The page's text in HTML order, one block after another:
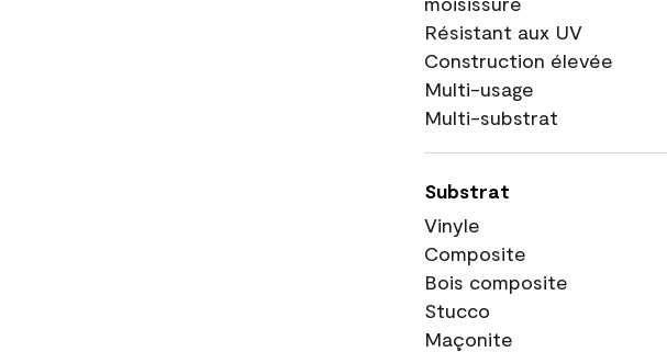
Résistant aux UV
Construction élevée
Multi-usage
Multi-substrat
Substrat
Vinyle
Composite
Bois composite
Stucco
Maçonite